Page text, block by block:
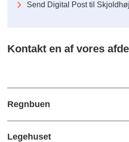
Send Digital Post til
Kontakt en af vores
Regnbuen
Legehuset